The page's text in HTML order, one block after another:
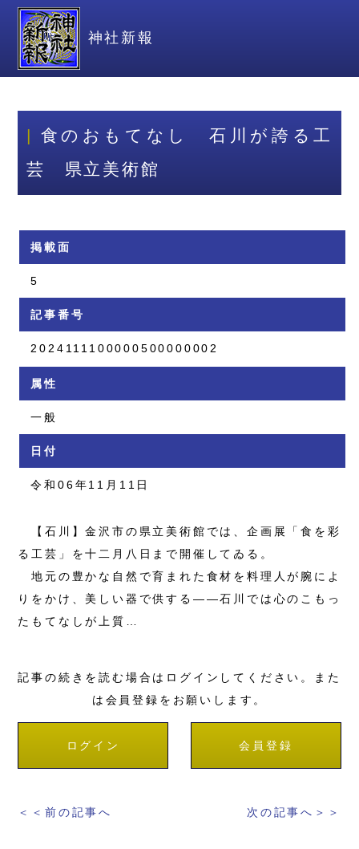
神社新報
食のおもてなし 石川が誇る工
芸 県立美術館
掲載面
5
記事番号
2024111100000500000002
属性
一般
日付
令和06年11月11日
【石川】金沢市の県立美術館では、企画展「食を彩
る工芸」を十二月八日まで開催してゐる。
地元の豊かな自然で育まれた食材を料理人が腕によ
りをかけ、美しい器で供する――石川では心のこもっ
たもてなしが上質…
記事の続きを読む場合はログインしてください。また
は会員登録をお願いします。
ログイン 会員登録
＜＜前の記事へ 次の記事へ＞＞